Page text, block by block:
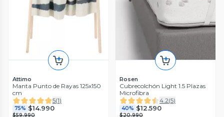
Attimo
Manta Punto de Rayas 125x150
cm
5(1)
75% $14.990
$59.990
Rosen
Cubrecolchón Light 1.5 Plazas
Microfibra
4.2(5)
40% $12.590
$20.990